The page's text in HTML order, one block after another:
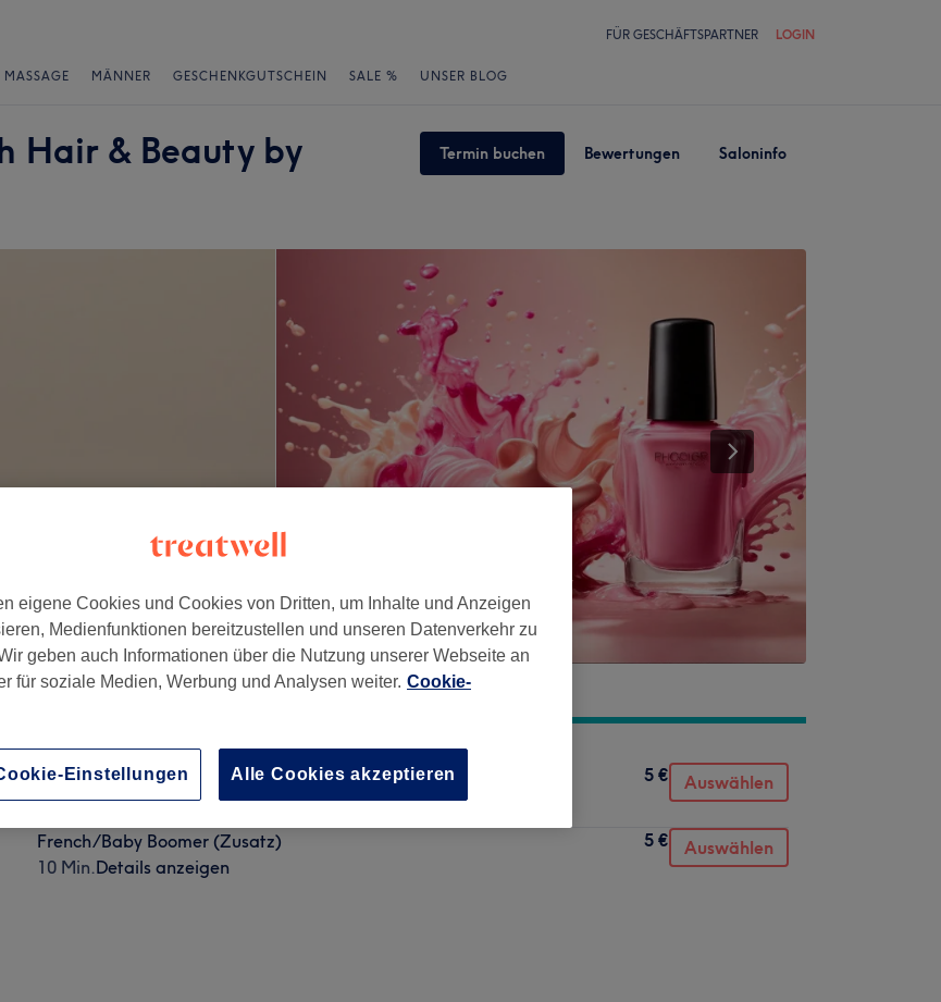
FÜR GESCHÄFTSPARTNER LOGIN
MASSAGE MÄNNER GESCHENKGUTSCHEIN SALE % UNSER BLOG
Hair & Beauty by
Termin buchen Bewertungen Saloninfo
, Düsseldorf , 40213
Chrystals / Stickers (Zusatz)
10 Min.Details anzeigen
5 € Auswählen
French/Baby Boomer (Zusatz)
10 Min.Details anzeigen
5 € Auswählen
eigene Cookies und Cookies von Dritten, um Inhalte und Anzeigen
Medienfunktionen bereitzustellen und unseren Datenverkehr zu
geben auch Informationen über die Nutzung unserer Webseite an
für soziale Medien, Werbung und Analysen weiter. Cookie-
Einstellungen Alle Cookies akzeptieren